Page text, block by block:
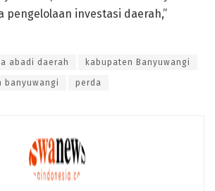
pengelolaan investasi daerah,”
abadi daerah kabupaten Banyuwangi
banyuwangi perda